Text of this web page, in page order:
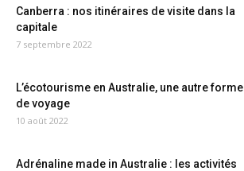
Canberra : nos itinéraires de visite dans la
capitale
7 septembre 2022
L’écotourisme en Australie, une autre forme
de voyage
10 août 2022
Adrénaline made in Australie : les activités